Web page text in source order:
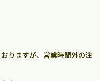
りますが、営業時間外の注